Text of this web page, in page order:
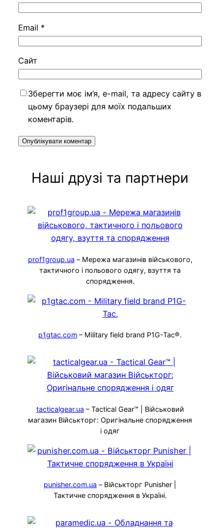
Email *
Сайт
Зберегти моє ім’я, e-mail, та адресу сайту в
цьому браузері для моїх подальших
коментарів.
Наші друзі та партнери
prof1group.ua – Мережа магазинів військового,
тактичного і польового одягу, взуття та
спорядження.
p1gtac.com – Military field brand P1G-Tac®.
tacticalgear.ua – Tactical Gear™ | Військовий
магазин Військторг: Оригінальне спорядження
і одяг
punisher.com.ua – Військторг Punisher |
Тактичне спорядження в Україні.